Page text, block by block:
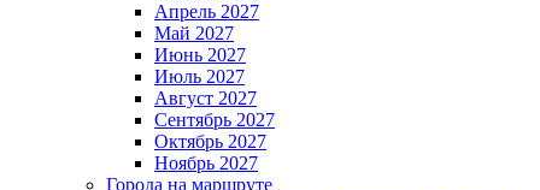
Апрель 2027
Май 2027
Июнь 2027
Июль 2027
Август 2027
Сентябрь 2027
Октябрь 2027
Ноябрь 2027
Города на маршруте